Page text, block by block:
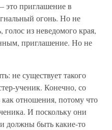
это приглашение в
огонь. Но не
из неведомого края,
приглашение. Но не
не существует такого
ученик. Конечно, со
отношения, потому что
И поскольку они
должны быть какие-то